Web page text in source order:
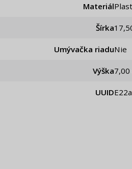
Materiál
Šírka
Umývačka riadu Nie
Výška
UUID